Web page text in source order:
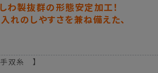
わ製抜群の形態安定加工！
れのしやすさを兼ね備えた、
双糸 】